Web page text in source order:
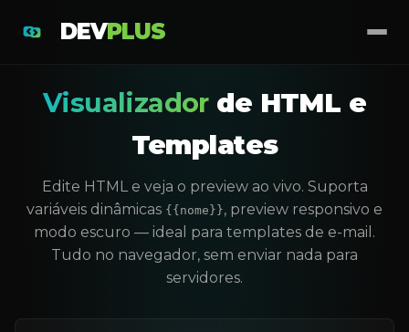
DEVPLUS
Visualizadorde HTML e
Templates
Edite HTML e veja o preview ao vivo. Suporta
variáveis dinâmicas {{nome}}, preview responsivo e
modo escuro — ideal para templates de e-mail.
Tudo no navegador, sem enviar nada para
servidores.